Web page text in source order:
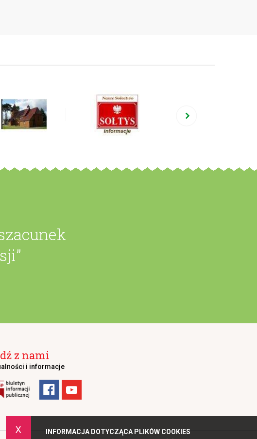
x INFORMACJA DOTYCZĄCA PLIKÓW COOKIES
z nami
i informacje